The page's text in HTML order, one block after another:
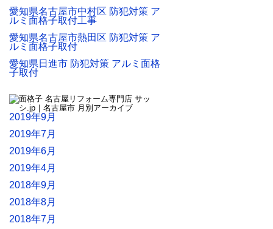
愛知県名古屋市中村区 防犯対策 ア
ルミ面格子取付工事
愛知県名古屋市熱田区 防犯対策 ア
ルミ面格子取付
愛知県日進市 防犯対策 アルミ面格
子取付
2019年9月
2019年7月
2019年6月
2019年4月
2018年9月
2018年8月
2018年7月